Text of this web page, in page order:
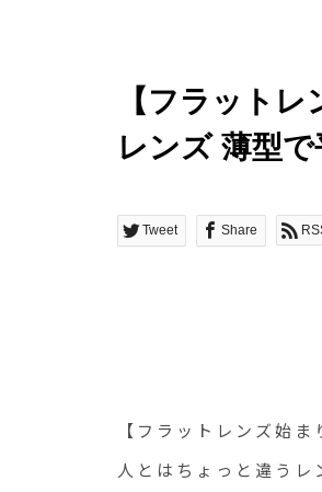
【フラット
レンズ 薄型
Tweet Share
【フラットレンズ始ま
人とはちょっと違うレ